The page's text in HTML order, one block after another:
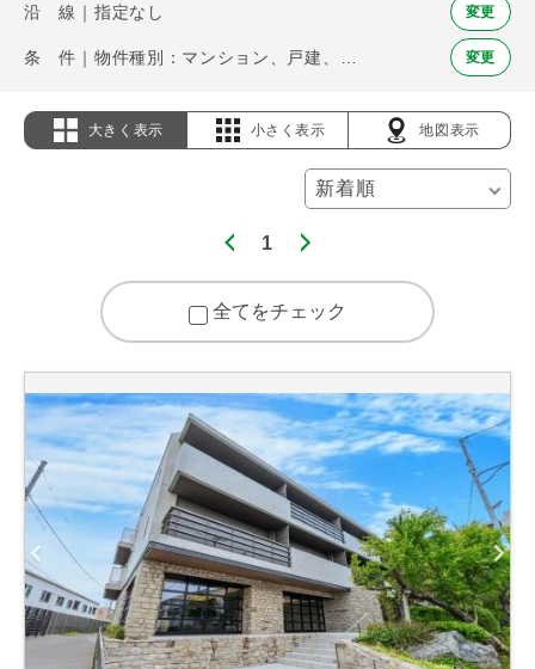
沿 線｜指定なし 変更
変更
大きく表示 小さく表示 地図表示
1
全てをチェック